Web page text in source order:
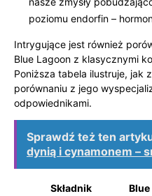
poziomu endorfin –
Intrygujące jest również
Blue Lagoon z klasycznymi
Poniższa tabela ilustruje, jak
porównaniu z jego
odpowiednikami.
Sprawdź też ten
dynią i cynamonem –
Składnik